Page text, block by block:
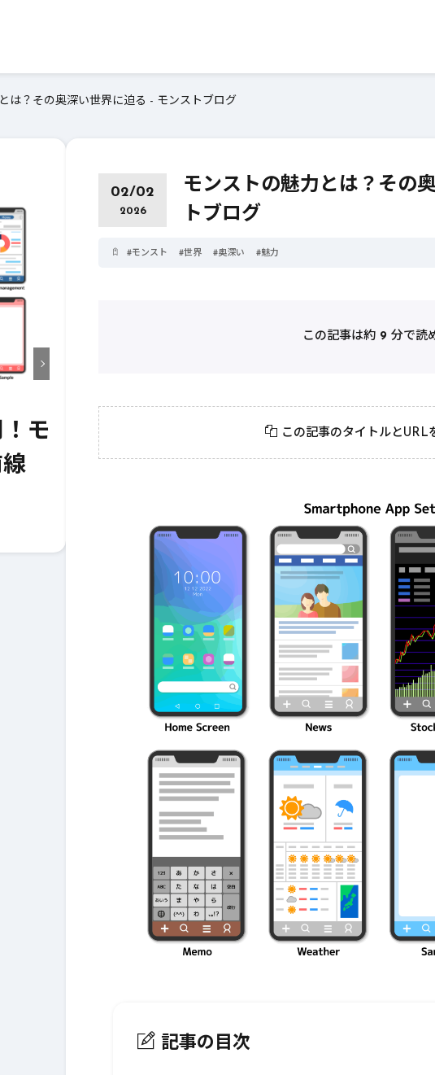
は？その奥深い世界に迫る - モンストブログ
モ
モンスト攻略に役立
つ！おすすめパーティ
絶対に知って
モンスト攻
ク10選
02/02
2026
モンストの魅力とは？その
トブログ
#モンスト #世界 #奥深い #魅力
この記事は約 9 分で読
この記事のタイトルとURL
記事の目次